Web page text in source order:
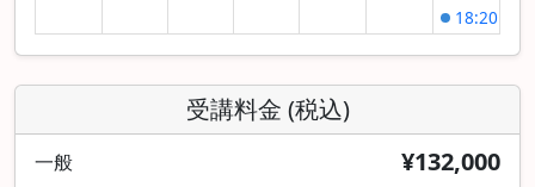
18:20
26日 27日 28日 29日 30日 1日 2日
3日 4日 5日 6日 7日 8日 9日
18:20
受講料金 (税込)
一般 ¥132,000